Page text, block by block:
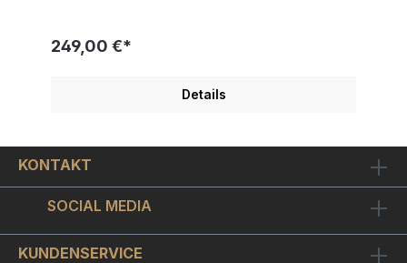
ausgiebige Schnabelprobe beantworten. Sie
Rot" einen ca. 2 cm breiten schicken Bilderrahmen
in Silber mit roten Details mit bruchfestem
Michael Ferner Galerie und liefern jedes Bild
mit ZERTIFIKAT und Informationsmappe. Weitere
Michael Ferner Bilder finden Sie hier!
249,00 €*
Details
KONTAKT
SOCIAL MEDIA
KUNDENSERVICE